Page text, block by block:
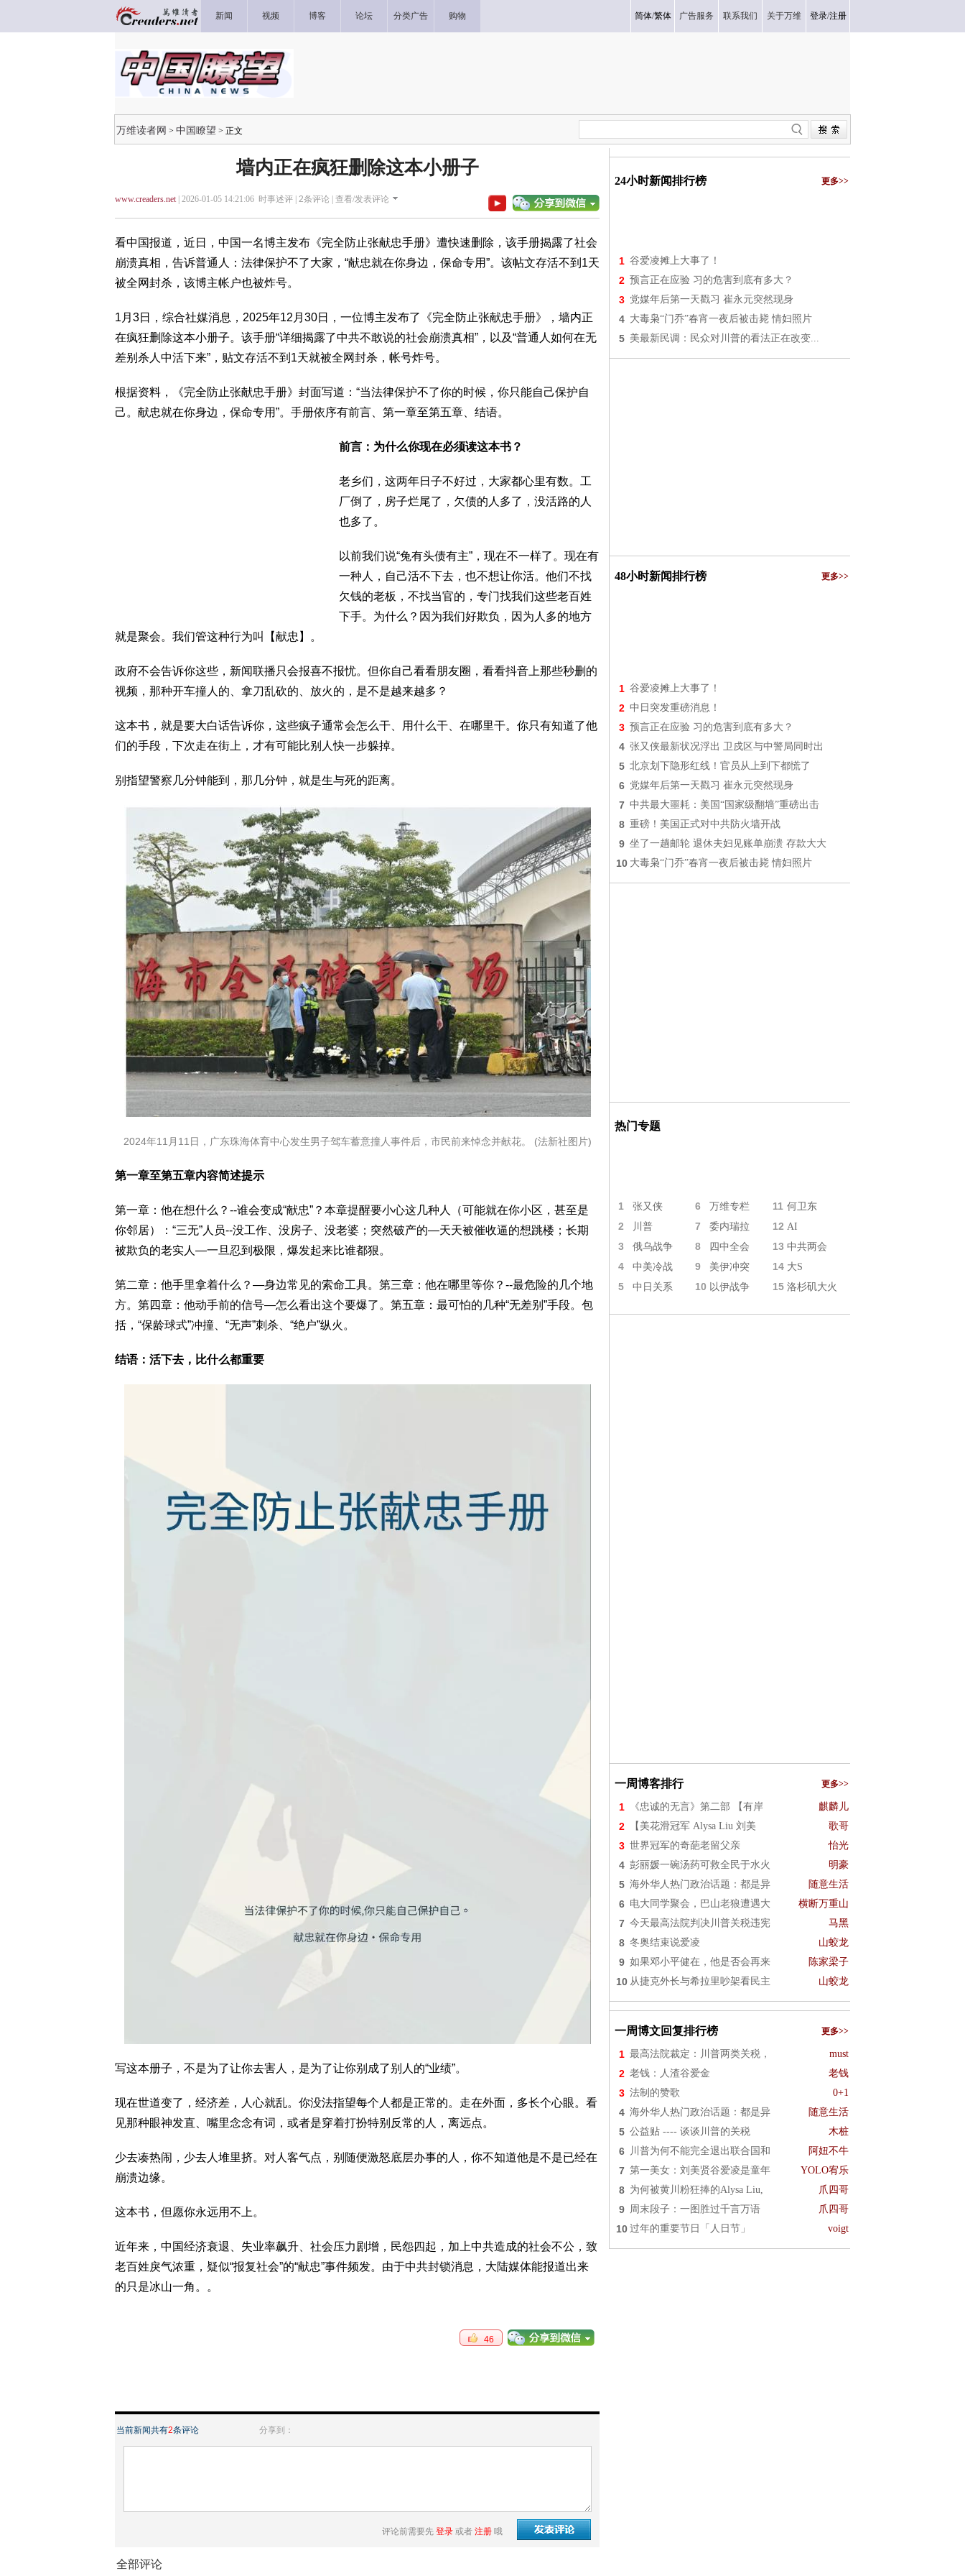
新闻 视频 博客 论坛 分类广告 购物 简体/繁体 广告服务 联系我们 关于万维 登录/注册
万维读者网 > 中国瞭望 > 正文
墙内正在疯狂删除这本小册子
www.creaders.net| 2026-01-05 14:21:06 时事述评 | 2条评论 | 查看/发表评论
看中国报道，近日，中国一名博主发布《完全防止张献忠手册》遭快速删除，该手册揭露了社会
崩溃真相，告诉普通人：法律保护不了大家，“献忠就在你身边，保命专用”。该帖文存活不到1天
被全网封杀，该博主帐户也被炸号。
1月3日，综合社媒消息，2025年12月30日，一位博主发布了《完全防止张献忠手册》，墙内正
在疯狂删除这本小册子。该手册“详细揭露了中共不敢说的社会崩溃真相”，以及“普通人如何在无
差别杀人中活下来”，贴文存活不到1天就被全网封杀，帐号炸号。
根据资料，《完全防止张献忠手册》封面写道：“当法律保护不了你的时候，你只能自己保护自
己。献忠就在你身边，保命专用”。手册依序有前言、第一章至第五章、结语。
前言：为什么你现在必须读这本书？
老乡们，这两年日子不好过，大家都心里有数。工
厂倒了，房子烂尾了，欠债的人多了，没活路的人
也多了。
以前我们说“兔有头债有主”，现在不一样了。现在有
一种人，自己活不下去，也不想让你活。他们不找
欠钱的老板，不找当官的，专门找我们这些老百姓
下手。为什么？因为我们好欺负，因为人多的地方
就是聚会。我们管这种行为叫【献忠】。
政府不会告诉你这些，新闻联播只会报喜不报忧。但你自己看看朋友圈，看看抖音上那些秒删的
视频，那种开车撞人的、拿刀乱砍的、放火的，是不是越来越多？
这本书，就是要大白话告诉你，这些疯子通常会怎么干、用什么干、在哪里干。你只有知道了他
们的手段，下次走在街上，才有可能比别人快一步躲掉。
别指望警察几分钟能到，那几分钟，就是生与死的距离。
2024年11月11日，广东珠海体育中心发生男子驾车蓄意撞人事件后，市民前来悼念并献花。 (法新社图片)
第一章至第五章内容简述提示
第一章：他在想什么？--谁会变成“献忠”？本章提醒要小心这几种人（可能就在你小区，甚至是
你邻居）：“三无”人员--没工作、没房子、没老婆；突然破产的—天天被催收逼的想跳楼；长期
被欺负的老实人—一旦忍到极限，爆发起来比谁都狠。
第二章：他手里拿着什么？—身边常见的索命工具。第三章：他在哪里等你？--最危险的几个地
方。第四章：他动手前的信号—怎么看出这个要爆了。第五章：最可怕的几种“无差别”手段。包
括，“保龄球式”冲撞、“无声”刺杀、“绝户”纵火。
结语：活下去，比什么都重要
写这本册子，不是为了让你去害人，是为了让你别成了别人的“业绩”。
现在世道变了，经济差，人心就乱。你没法指望每个人都是正常的。走在外面，多长个心眼。看
见那种眼神发直、嘴里念念有词，或者是穿着打扮特别反常的人，离远点。
少去凑热闹，少去人堆里挤。对人客气点，别随便激怒底层办事的人，你不知道他是不是已经在
崩溃边缘。
这本书，但愿你永远用不上。
近年来，中国经济衰退、失业率飙升、社会压力剧增，民怨四起，加上中共造成的社会不公，致
老百姓戾气浓重，疑似“报复社会”的“献忠”事件频发。由于中共封锁消息，大陆媒体能报道出来
的只是冰山一角。。
46
当前新闻共有2条评论 分享到：
评论前需要先 登录 或者 注册 哦
全部评论
24小时新闻排行榜 更多>>
1 谷爱凌摊上大事了！
2 预言正在应验 习的危害到底有多大？
3 党媒年后第一天戳习 崔永元突然现身
4 大毒枭“门乔”春宵一夜后被击毙 情妇照片
5 美最新民调：民众对川普的看法正在改变...
48小时新闻排行榜 更多>>
1 谷爱凌摊上大事了！
2 中日突发重磅消息！
3 预言正在应验 习的危害到底有多大？
4 张又侠最新状况浮出 卫戍区与中警局同时出
5 北京划下隐形红线！官员从上到下都慌了
6 党媒年后第一天戳习 崔永元突然现身
7 中共最大噩耗：美国“国家级翻墙”重磅出击
8 重磅！美国正式对中共防火墙开战
9 坐了一趟邮轮 退休夫妇见账单崩溃 存款大大
10 大毒枭“门乔”春宵一夜后被击毙 情妇照片
热门专题
1 张又侠 6 万维专栏 11 何卫东
2 川普 7 委内瑞拉 12 AI
3 俄乌战争 8 四中全会 13 中共两会
4 中美冷战 9 美伊冲突 14 大S
5 中日关系 10 以伊战争 15 洛杉矶大火
一周博客排行 更多>>
1 《忠诚的无言》第二部 【有岸 麒麟儿
2 【美花滑冠军 Alysa Liu 刘美 歌哥
3 世界冠军的奇葩老留父亲 怡光
4 彭丽媛一碗汤药可救全民于水火 明豪
5 海外华人热门政治话题：都是异 随意生活
6 电大同学聚会，巴山老狼遭遇大 横断万重山
7 今天最高法院判决川普关税违宪 马黑
8 冬奥结束说爱凌 山蛟龙
9 如果邓小平健在，他是否会再来 陈家梁子
10 从捷克外长与希拉里吵架看民主 山蛟龙
一周博文回复排行榜 更多>>
1 最高法院裁定：川普两类关税， must
2 老钱：人渣谷爱金 老钱
3 法制的赞歌 0+1
4 海外华人热门政治话题：都是异 随意生活
5 公益贴 ---- 谈谈川普的关税 木桩
6 川普为何不能完全退出联合国和 阿妞不牛
7 第一美女：刘美贤谷爱凌是童年 YOLO宥乐
8 为何被黄川粉狂捧的Alysa Liu, 爪四哥
9 周末段子：一图胜过千言万语 爪四哥
10 过年的重要节日「人日节」 voigt